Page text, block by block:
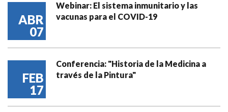
ABR
07
Webinar: El sistema inmunitario y las
vacunas para el COVID-19
FEB
17
Conferencia: "Historia de la Medicina a
través de la Pintura"